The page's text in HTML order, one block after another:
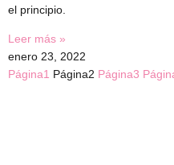
el principio.
Leer más »
enero 23, 2022
Página1 Página2 Página3